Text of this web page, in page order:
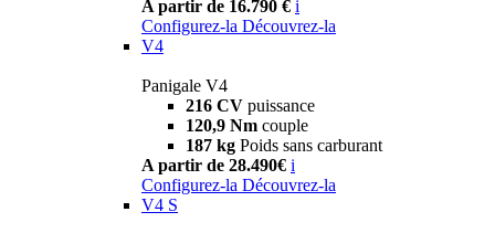
A partir de 16.790 € i
Configurez-la Découvrez-la
V4
Panigale V4
216 CV puissance
120,9 Nm couple
187 kg Poids sans carburant
A partir de 28.490€ i
Configurez-la Découvrez-la
V4 S